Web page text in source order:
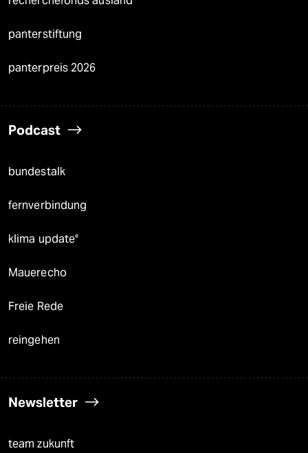
panterstiftung
panterpreis 2026
Podcast
bundestalk
fernverbindung
klima update°
Mauerecho
Freie Rede
reingehen
Newsletter
team zukunft